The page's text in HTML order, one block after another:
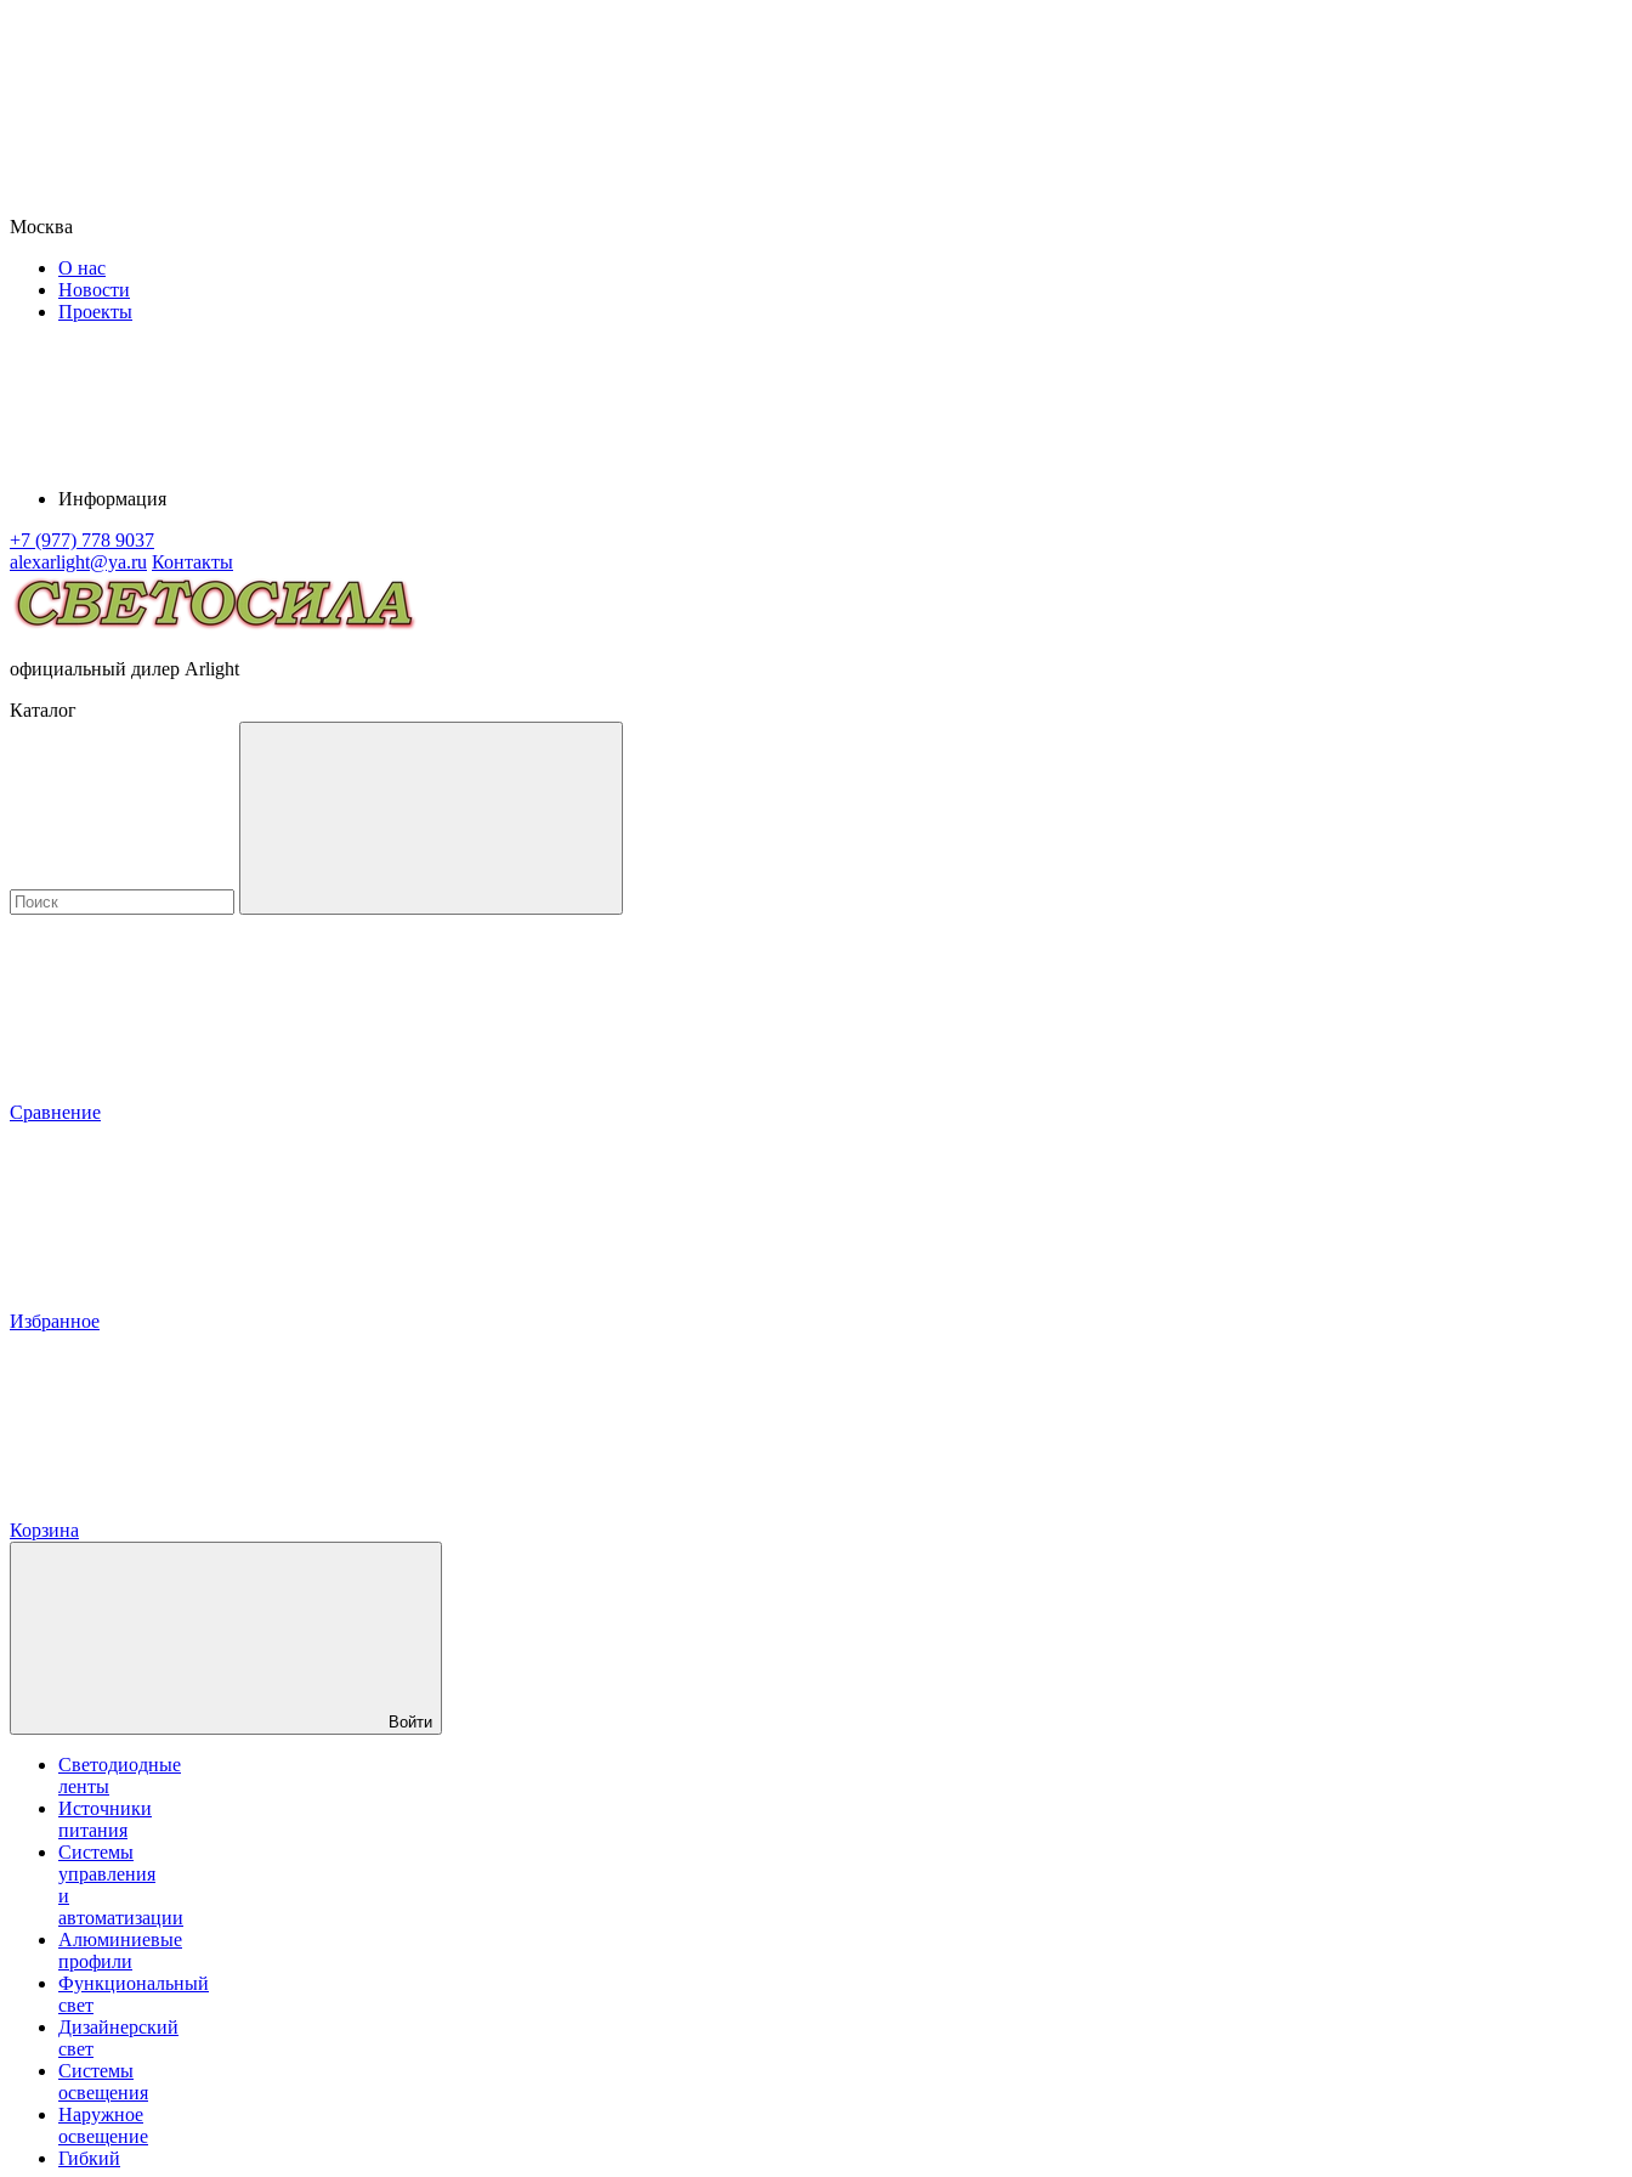
Москва
О нас
Новости
Проекты
Информация
+7 (977) 778 9037
alexarlight@ya.ru Контакты
официальный дилер Arlight
Каталог
Сравнение
Избранное
Корзина
Войти
Светодиодные
ленты
Источники
питания
Системы
управления
и
автоматизации
Алюминиевые
профили
Функциональный
свет
Дизайнерский
свет
Системы
освещения
Наружное
освещение
Гибкий